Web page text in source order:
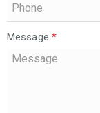
Message *